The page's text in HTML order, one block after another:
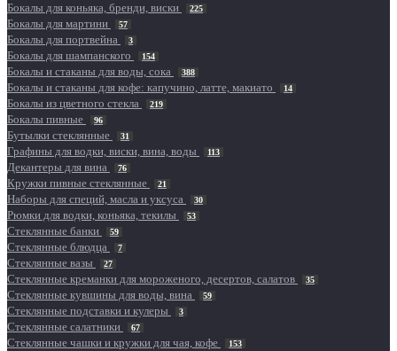
Бокалы для коньяка, бренди, виски 225
Бокалы для мартини 57
Бокалы для портвейна 3
Бокалы для шампанского 154
Бокалы и стаканы для воды, сока 388
Бокалы и стаканы для кофе: капучино, латте, макиато 14
Бокалы из цветного стекла 219
Бокалы пивные 96
Бутылки стеклянные 31
Графины для водки, виски, вина, воды 113
Декантеры для вина 76
Кружки пивные стеклянные 21
Наборы для специй, масла и уксуса 30
Рюмки для водки, коньяка, текилы 53
Стеклянные банки 59
Стеклянные блюдца 7
Стеклянные вазы 27
Стеклянные креманки для мороженого, десертов, салатов 35
Стеклянные кувшины для воды, вина 59
Стеклянные подставки и кулеры 3
Стеклянные салатники 67
Стеклянные чашки и кружки для чая, кофе 153